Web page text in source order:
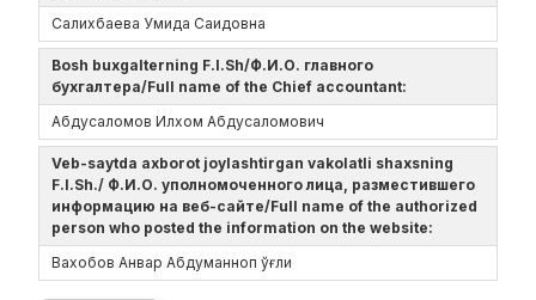
Салихбаева Умида Саидовна
Bosh buxgalterning F.I.Sh/Ф.И.О. главного
бухгалтера/Full name of the Chief accountant:
Абдусаломов Илхом Абдусаломович
Veb-saytda axborot joylashtirgan vakolatli shaxsning
F.I.Sh./ Ф.И.О. уполномоченного лица, разместившего
информацию на веб-сайте/Full name of the authorized
person who posted the information on the website:
Вахобов Анвар Абдуманноп ўғли